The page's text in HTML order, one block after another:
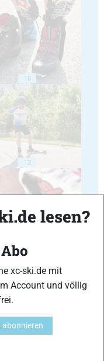
10
12
16
lesen?
xc-ski.de mit
Account und völlig